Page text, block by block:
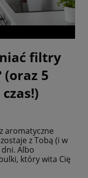
filtry
(oraz 5
aromatyczne
z Tobą (i w
Albo
który wita Cię